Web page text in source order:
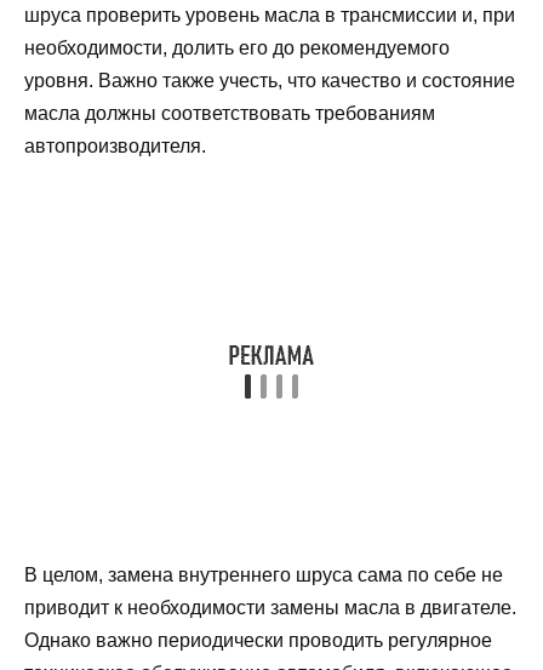
шруса проверить уровень масла в трансмиссии и, при
необходимости, долить его до рекомендуемого
уровня. Важно также учесть, что качество и состояние
масла должны соответствовать требованиям
автопроизводителя.
В целом, замена внутреннего шруса сама по себе не
приводит к необходимости замены масла в двигателе.
Однако важно периодически проводить регулярное